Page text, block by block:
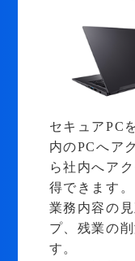
セキュアPC
内のPCへア
ら社内へア
得できます。
業務内容の
プ、残業の
す。